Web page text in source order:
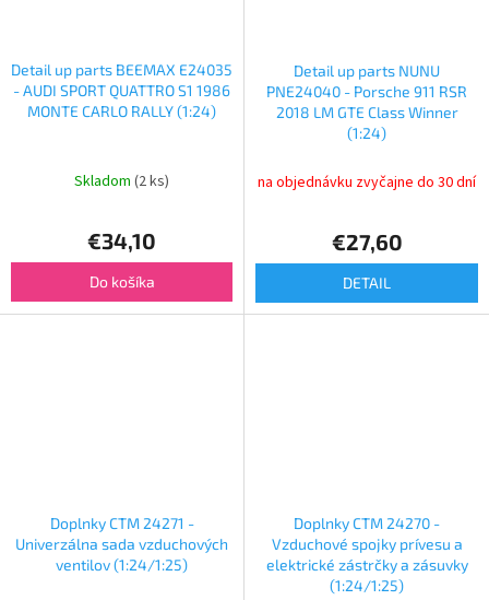
Detail up parts BEEMAX E24035
- AUDI SPORT QUATTRO S1 1986
MONTE CARLO RALLY (1:24)
Skladom (2 ks)
€34,10
Do košíka
Detail up parts NUNU
PNE24040 - Porsche 911 RSR
2018 LM GTE Class Winner
(1:24)
na objednávku zvyčajne do 30 dní
€27,60
DETAIL
Doplnky CTM 24271 -
Univerzálna sada vzduchových
ventilov (1:24/1:25)
Doplnky CTM 24270 -
Vzduchové spojky prívesu a
elektrické zástrčky a zásuvky
(1:24/1:25)